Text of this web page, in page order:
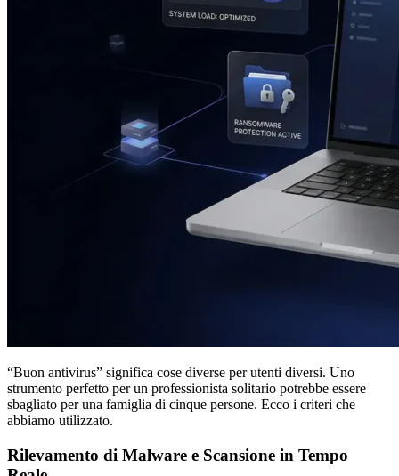
“Buon antivirus” significa cose diverse per utenti diversi. Uno
strumento perfetto per un professionista solitario potrebbe essere
sbagliato per una famiglia di cinque persone. Ecco i criteri che
abbiamo utilizzato.
Rilevamento di Malware e Scansione in Tempo